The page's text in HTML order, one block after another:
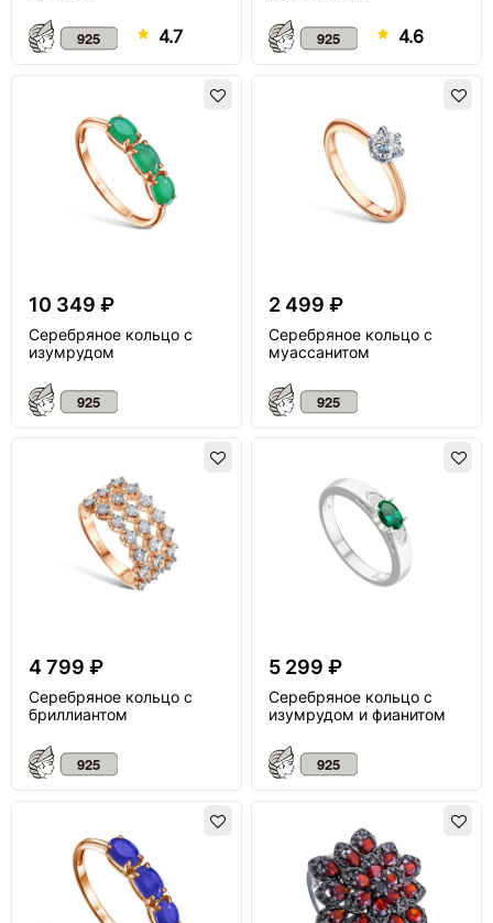
4.7 4.6
10 349 ₽
Серебряное кольцо с
изумрудом
2 499 ₽
Серебряное кольцо с
муассанитом
4 799 ₽
Серебряное кольцо с
бриллиантом
5 299 ₽
Серебряное кольцо с
изумрудом и фианитом